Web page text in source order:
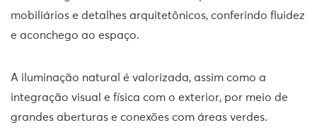
mobiliários e detalhes arquitetônicos, conferindo fluidez
e aconchego ao espaço.
A iluminação natural é valorizada, assim como a
integração visual e física com o exterior, por meio de
grandes aberturas e conexões com áreas verdes.